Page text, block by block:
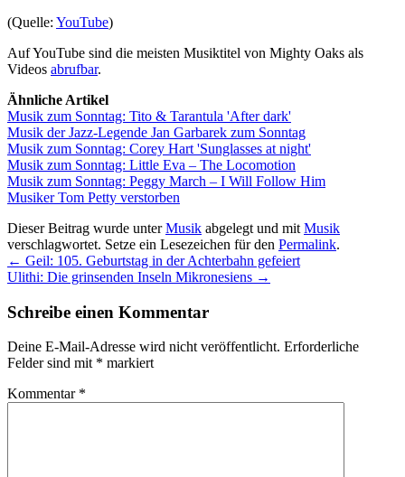
(Quelle: YouTube)
Auf YouTube sind die meisten Musiktitel von Mighty Oaks als
Videos abrufbar.
Ähnliche Artikel
Musik zum Sonntag: Tito & Tarantula 'After dark'
Musik der Jazz-Legende Jan Garbarek zum Sonntag
Musik zum Sonntag: Corey Hart 'Sunglasses at night'
Musik zum Sonntag: Little Eva – The Locomotion
Musik zum Sonntag: Peggy March – I Will Follow Him
Musiker Tom Petty verstorben
Dieser Beitrag wurde unterMusik abgelegt und mit Musik
verschlagwortet. Setze ein Lesezeichen für den Permalink.
← Geil: 105. Geburtstag in der Achterbahn gefeiert
Ulithi: Die grinsenden Inseln Mikronesiens →
Schreibe einen Kommentar
Deine E-Mail-Adresse wird nicht veröffentlicht. Erforderliche
Felder sind mit * markiert
Kommentar *